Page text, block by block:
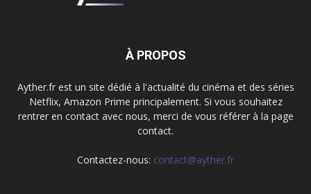
À PROPOS
Ayther.fr est un site dédié à l'actualité du cinéma et des séries
Netflix, Amazon Prime principalement. Si vous souhaitez
rentrer en contact avec nous, merci de vous référer à la page
contact.
Contactez-nous: contact@ayther.fr